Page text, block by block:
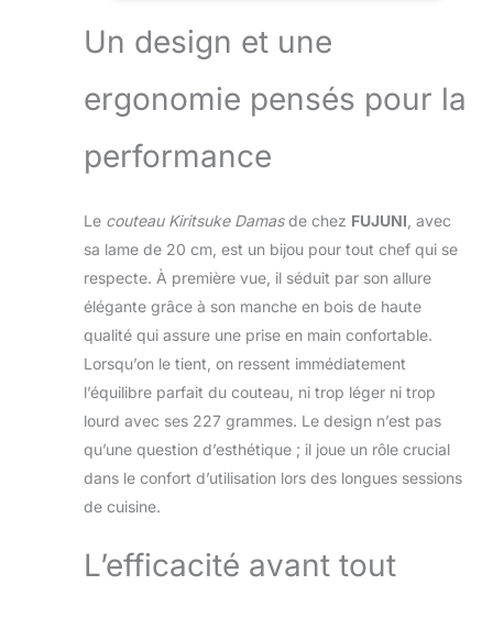
en Bois - Boîte
Cadeau
résistance à la
technologie de
vide offre une
extraordinaire de 60
netteté facilite la
gestion des tâches
de cuisine
quotidiennes
Tranchant: Le
couteau est affûtée
à 12°sur chaque
côté, offrant les
ainsi chaque coupe
surface aiguisé
manuel et les motifs
Un design et une
ergonomie pensés pour la
performance
Le couteau Kiritsuke Damasde chez FUJUNI , avec
sa lame de 20 cm, est un bijou pour tout chef qui se
respecte. À première vue, il séduit par son allure
élégante grâce à son manche en bois de haute
qualité qui assure une prise en main confortable.
Lorsqu’on le tient, on ressent immédiatement
l’équilibre parfait du couteau, ni trop léger ni trop
lourd avec ses 227 grammes. Le design n’est pas
qu’une question d’esthétique ; il joue un rôle crucial
dans le confort d’utilisation lors des longues sessions
de cuisine.
L’efficacité avant tout